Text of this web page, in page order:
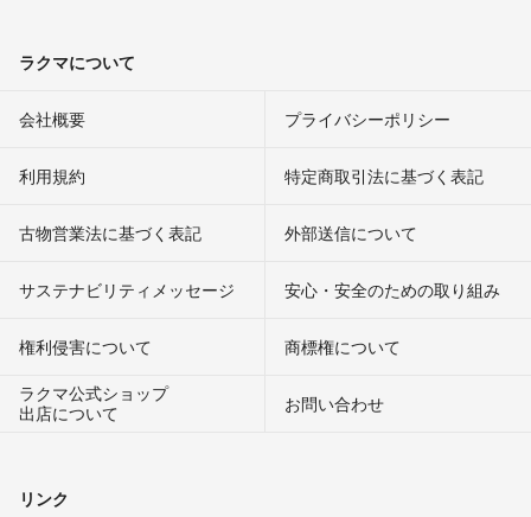
ラクマについて
会社概要 プライバシーポリシー
利用規約 特定商取引法に基づく表記
古物営業法に基づく表記 外部送信について
サステナビリティメッセージ 安心・安全のための取り組み
権利侵害について
商標権について
ラクマ公式ショップ
出店について
お問い合わせ
リンク